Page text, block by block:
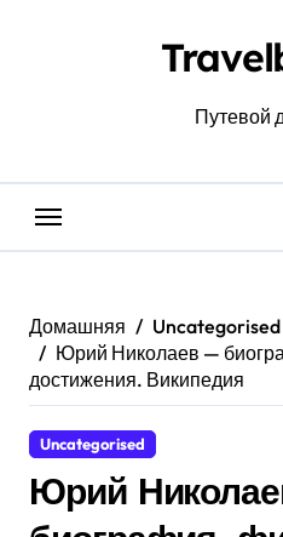
Путевой
Домашняя
Uncategorised
Юрий Николаев —
достижения. Википедия
Uncategorised
Юрий